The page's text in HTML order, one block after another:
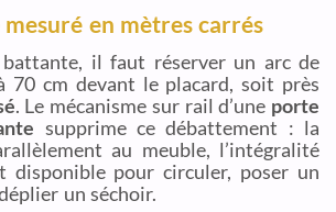
en mètres carrés
il faut réserver un arc de
70 cm devant le placard, soit près
. Le mécanisme sur rail d’une porte
supprime ce débattement : la
au meuble, l’intégralité
disponible pour circuler, poser un
un séchoir.